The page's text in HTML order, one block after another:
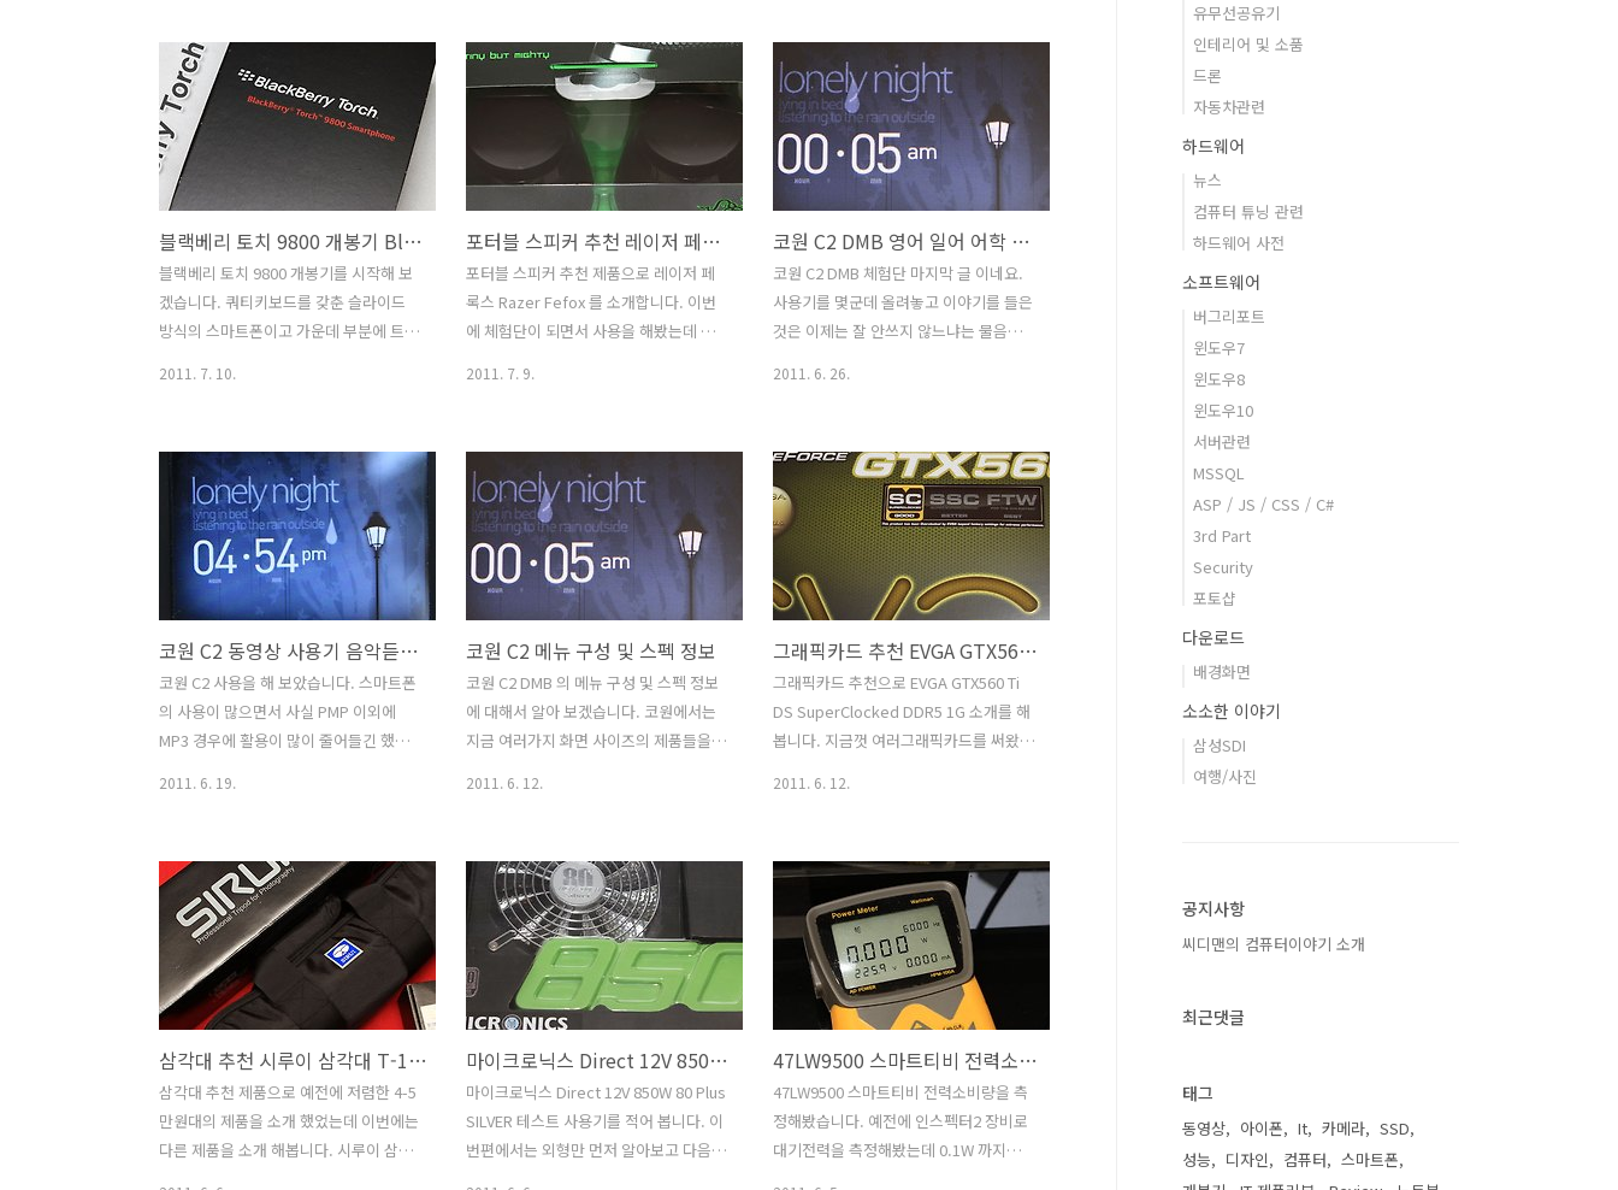
도 보통 실제 게임을 할 때는 네트워크의
특성도 따져야 하므로 옵션을 조정해서
사용을 하게 되는데 그렇게 해서 사용할
경우 왠만한 온라인게임은 전혀 무리가
없고 설치형 게임을 할 때 도 문제는 없어
보이네요. EVGA GTX560 Ti DS
SuperClocked DDR5 1G 는 GPU 클럭
이 900 Mhz 나 됩니다. 같은 동급 제품중
에서는 상당히 고클럭 제품인데요. 물론
메모리 클럭도 상당히 높죠. 클럭이 높은
점은 당연히 GPU 성능에 반영 되므로..
이드 2.3 진저브레드 OS 를 탑제 하였고
4.3 인치의 qHD LCD 를 채용했습니다.
번들로 젠하이저 이어폰도 들어있습니다.
평준화 되어가는 스마트폰에서 번들로 무
엇이 들어있느냐 어떤 점이 특화 되어있
느냐에 따라서 소비자의 선택 내용이 달
라지곤 하죠. 야누스 KM-S200 은 음질쪽
을 택한듯하네요. 그 이외에 듀얼 스크린
이 된다는 장점이 있습니다. 아직까지 듀
얼 스크린을 지원하는 모델은 이것 뿐이
니까요. 지금부터 제가 잠시 만져보면서
방 입니다. D40 을 넣어봤는데 딱 맞네요.
그리고 스트로보나 캠코더등도 함께 넣고
다닐 수 있습니다. 물론 너무 큰 Dslr 를
넣는 용으로는 안맞습니다. 제가 가지고
있는 7D 경우에도 후드를 빼고 세로그립
이 없는 상태에서는 들어가는데 세로그립
을 끼우고 후드를 낀상태에서는 넣지를
못하더군요. 억지로 넣으면 들어가긴 합
니다만 지퍼를 닫을 수 없습니다. 결론은
작은 디카나 세로그립이 없는 Dslr 중에
번들렌즈 정도 달린 용으로는 딱 맞는듯
블랙베리 토치 9800 개봉기 BlackBerry Torch 9800
블랙베리 토치 9800 개봉기를 시작해 보
겠습니다. 쿼티키보드를 갖춘 슬라이드
방식의 스마트폰이고 가운데 부분에 트랙
살펴볼 수 있는 기회가 생겼네요.
BlackBerry Torch 9800 개봉기를 통해
서 내부 구성품에 대해서 알아보고 디자
인은 어떻게 생겼는지 그리고 실제 사용
을 잠깐 해본 상태에서의 저의 생각을 정
리해보도록 하겠습니다. 이 이후에 좀 더
자세히 설명하는 글을 추가로 적어서 올
려보겠습니다. 블랙베리 토치 9800 박스
입니다. 이번에 모델 색깔은 레드, 블랙,
화이트 가 있는데 제가 보여드릴 색상은
블랙 입니다. 너무 무난한 색이기도 합니
2011. 7. 10.
포터블 스피커 추천 레이저 페록스 Razer Ferox 사용기
포터블 스피커 추천 제품으로 레이저 페
록스 Razer Fefox 를 소개합니다. 이번
에 체험단이 되면서 사용을 해봤는데 레
분이나 스마트기기를 쓰는 분들에게 추천
될만한 제품 입니다. 휴대성이 강하고 그
리고 기본 스피커보다 사운드도 좋은 편
이죠. 막상 아이패드2로 야외에 나가서 여
러명이 사운드를 즐겨보려고 켜보면 주위
에 사운드에 묶여서 소리가 잘 안들릴겁
니다. 이때 포터블 스피커를 꺼내서 연결
해보면 사운드가 확 살아는데요. 그런데
예전에 이미 미니스피커를 쓰고 있었습니
다. 다만 1개의 스피커로 구성되어 있어서
생각보다는 사운드가 좋지 않았는데 레이
있고 방향성..
2011. 7. 9.
코원 C2 DMB 영어 일어 어학 공부 하기
코원 C2 DMB 체험단 마지막 글 이네요.
사용기를 몇군데 올려놓고 이야기를 들은
것은 이제는 잘 안쓰지 않느냐는 물음이
능을 가지고 있고 어플로 여러가지 더 확
장하여 사용할 수 있는 기기 때문이죠. 하
지만 아직까지 작은 PMP 또는 MP3 에 대
한 사용은 있습니다. 제 생각에는 아무래
도 학생들과 화면 보다는 음악이나 재생
시간에 좀 더 비중을 두고 있는 분들에게
사용성이 클듯한데요. 코원 C2 DMB 는
2.6인치의 작은 화면을 가지고 있습니다.
작아서 불편할 수 도 있지만 반대로 유용
할 수 도 있습니다. 좁은 공간에서 볼 수
있고, 재생시간이 길어진다는 장점이 있
2011. 6. 26.
코원 C2 동영상 사용기 음악듣기 동영상보기 DMB보기
코원 C2 사용을 해 보았습니다. 스마트폰
의 사용이 많으면서 사실 PMP 이외에
MP3 경우에 활용이 많이 줄어들긴 했다
건 부담이되고 그 이외에 MP3 기기나 또
는 통신사를 끼지않는 스마트기기등을 생
각을 하고 있더군요. 코원 C2 는 작은 크
기에 음악을 55시간이나 장시간 들을 수
있고 물론 어학용으로도 좋겠죠. 동영상
을 넣어서 동영상도 볼 수 있으며 , 심심할
때는 DMB 도 볼 수 있습니다. 화면이 크
고 동영상의 위주의 기기가 있다하면 이
렇게 반대의 기기도 있겠죠. 음악쪽 그리
고 휴대성에 치우친 모델이 코원 C2 입니
다. 물론 동영상도 볼 수 있긴 하지만 화면
2011. 6. 19.
코원 C2 메뉴 구성 및 스펙 정보
코원 C2 DMB 의 메뉴 구성 및 스펙 정보
에 대해서 알아 보겠습니다. 코원에서는
지금 여러가지 화면 사이즈의 제품들을
지만 반대로 휴대성은 극도로 강한 제품
입니다. 코원 C2 는 사람들이 많은 지하철
에서도 잠깐씩 꺼내서 DMB 나 음악을 듣
기에 부족함이 없는 제품이죠. 화면 인터
페이스에 대해서 간략하게 알아보고 스펙
에 대한 내용도 살펴보고자 합니다. 다음
시간에는 동영상으로 실제 사용 모습도
보여드리고 조금 더 메뉴별로 파고들어보
겠습니다. 이번시간은 간단하게 큰 메뉴
부분만 살펴보겠습니다. 코원 C2 첫 화면
입니다. 상단의 전원 버튼을 누르면 이 화
2011. 6. 12.
그래픽카드 추천 EVGA GTX560 Ti DS SuperClocked DDR5 1G 사용기 외형편
그래픽카드 추천으로 EVGA GTX560 Ti
DS SuperClocked DDR5 1G 소개를 해
봅니다. 지금껏 여러그래픽카드를 써왔지
겠습니다. EVGA 그래픽카드는 북미 순위
1위 인것을 봐도 알듯이 메인보드 , 그래
픽카드등을 만들고 꽤 유명한 브랜드 입
니다. 이엠텍에서 이걸 받아서 국내에 판
매를 하고 있죠. EVGA 메인보드 경우에
상당히 고급형을 내놓아서 가끔 파코즈에
서 이런보드는 언제 써보나 하고 생각했
던 그 브랜드인데요. 그래픽카드 추천 제
품 인 EVGA GTX560 Ti DS
SuperClocked DDR5 1G 는 지포스
GTX5XX 시리즈 중에 중급에 속하는 모델
2011. 6. 12.
삼각대 추천 시루이 삼각대 T-1004X G-10 좋은 삼각대 소개
삼각대 추천 제품으로 예전에 저렴한 4-5
만원대의 제품을 소개 했었는데 이번에는
다른 제품을 소개 해봅니다. 시루이 삼각
마이크로닉스 Direct 12V 850W 80 Plus SILVER 리뷰 사용기 외형편
마이크로닉스 Direct 12V 850W 80 Plus
SILVER 테스트 사용기를 적어 봅니다. 이
번편에서는 외형만 먼저 알아보고 다음편
47LW9500 스마트티비 전력소비량 대기전력 소비량 측정
47LW9500 스마트티비 전력소비량을 측
정해봤습니다. 예전에 인스펙터2 장비로
대기전력을 측정해봤는데 0.1W 까지만
유무선공유기
인테리어 및 소품
드론
자동차관련
하드웨어
뉴스
컴퓨터 튜닝 관련
하드웨어 사전
소프트웨어
버그리포트
윈도우7
윈도우8
윈도우10
서버관련
MSSQL
ASP / JS / CSS / C#
3rd Part
Security
포토샵
다운로드
배경화면
소소한 이야기
삼성SDI
여행/사진
공지사항
씨디맨의 컴퓨터이야기 소개
최근댓글
태그
동영상 아이폰 It 카메라
SSD
성능
디자인 컴퓨터
스마트폰